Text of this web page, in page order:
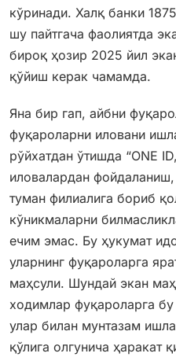
кўринади. Халқ банки
шу пайтгача фаолиятда
бироқ ҳозир 2025 йил
қўйиш керак чамамда.
Яна бир гап, айбни
фуқароларни иловани
рўйхатдан ўтишда “ONE
иловалардан
туман филиалига бориб
кўникмаларни
ечим эмас. Бу ҳукумат
уларнинг фуқароларга
маҳсули. Шундай экан
ходимлар фуқароларга
улар билан мунтазам
қўлига олгунича ҳаракат